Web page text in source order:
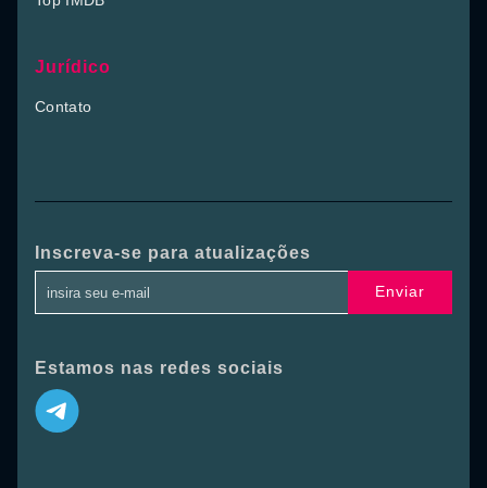
Jurídico
Contato
Inscreva-se para atualizações
Enviar
Estamos nas redes sociais